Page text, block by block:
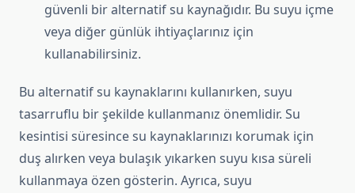
güvenli bir alternatif su kaynağıdır. Bu suyu içme
veya diğer günlük ihtiyaçlarınız için
kullanabilirsiniz.
Bu alternatif su kaynaklarını kullanırken, suyu
tasarruflu bir şekilde kullanmanız önemlidir. Su
kesintisi süresince su kaynaklarınızı korumak için
duş alırken veya bulaşık yıkarken suyu kısa süreli
kullanmaya özen gösterin. Ayrıca, suyu